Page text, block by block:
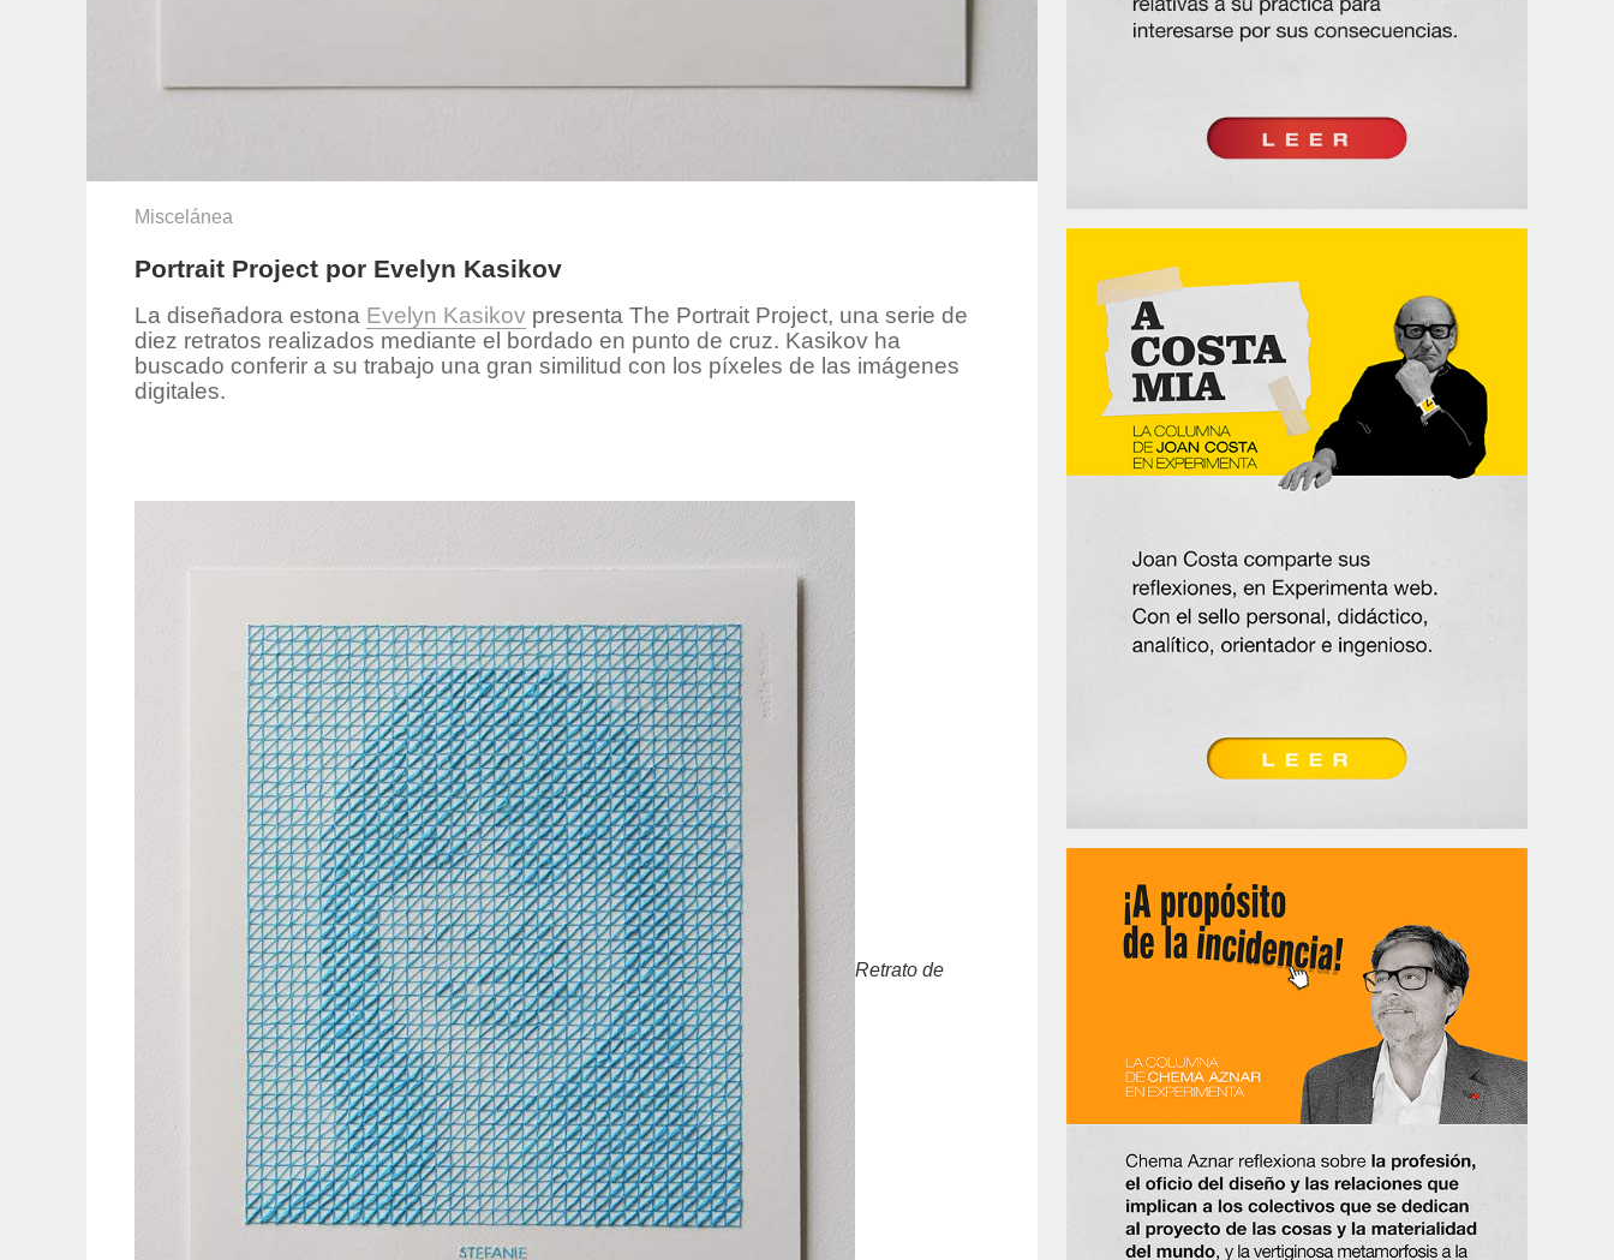
Miscelánea
Portrait Project por Evelyn Kasikov
La diseñadora estona Evelyn Kasikovpresenta The Portrait Project, una serie de
diez retratos realizados mediante el bordado en punto de cruz. Kasikov ha
buscado conferir a su trabajo una gran similitud con los píxeles de las imágenes
digitales.
Retrato de